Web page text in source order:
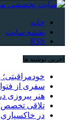
خانه
نقشه سایت
RSS
آخرین نوشته ها
سفری از فتوا
هنر پیروزی
تلاقی
در